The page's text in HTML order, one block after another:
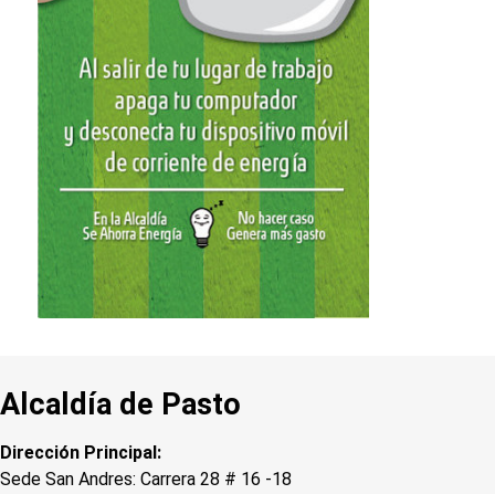
Alcaldía de Pasto
Dirección Principal:
Sede San Andres: Carrera 28 # 16 -18